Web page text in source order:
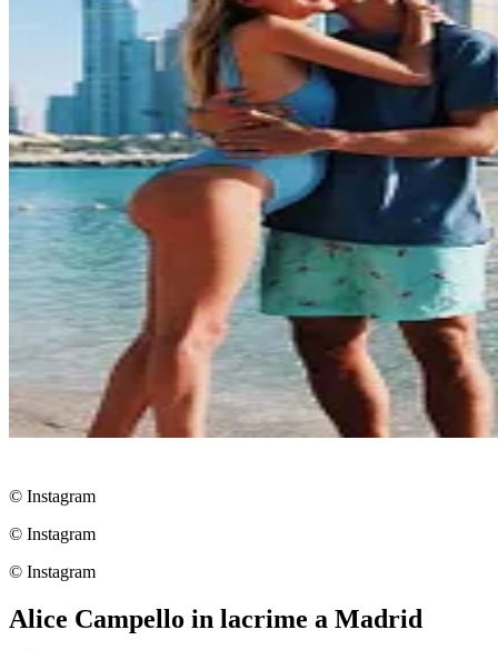
© Instagram
© Instagram
© Instagram
Alice Campello in lacrime a Madrid